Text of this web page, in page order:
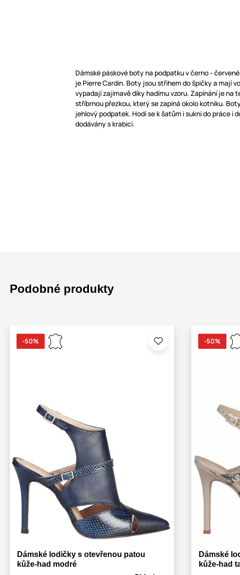
Dámské páskové boty na podpatku v černo -
je Pierre Cardin. Boty jsou střihem do špičky a mají
vypadají zajímavě díky hadímu vzoru. Zapínání je na
stříbrnou přezkou, který se zapíná okolo kotníku.
jehlový podpatek. Hodí se k šatům i sukni do práce i
dodávány s krabicí.
Podobné produkty
-50%
Dámské lodičky s otevřenou patou
kůže-had modré
-50%
Dámské
kůže-had